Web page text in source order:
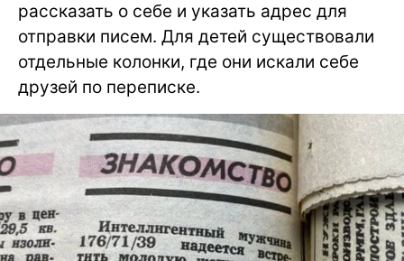
рассказать о себе и указать адрес для
отправки писем. Для детей существовали
отдельные колонки, где они искали себе
друзей по переписке.